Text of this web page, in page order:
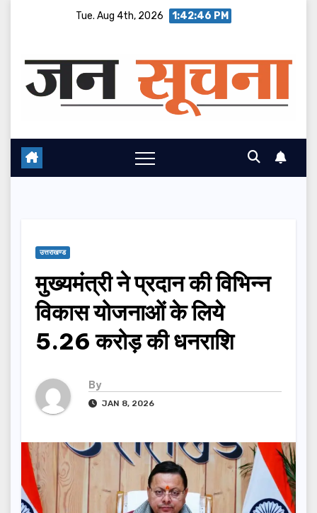
Tue. Aug 4th, 2026 1:42:47 PM
उत्तराखण्ड
मुख्यमंत्री ने प्रदान की विभिन्न
विकास योजनाओं के लिये
5.26 करोड़ की धनराशि
By
JAN 8, 2026